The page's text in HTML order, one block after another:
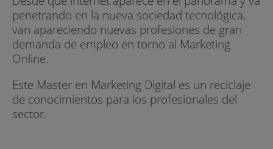
penetrando en la nueva sociedad tecnológica,
van apareciendo nuevas profesiones de gran
demanda de empleo en torno al Marketing
Online.
Este Master en Marketing Digital es un reciclaje
de conocimientos para los profesionales del
sector.